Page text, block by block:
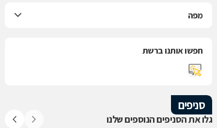
מפה
חפשו אותנו ברשת
סניפים
גלו את הסניפים הנוספים שלנו